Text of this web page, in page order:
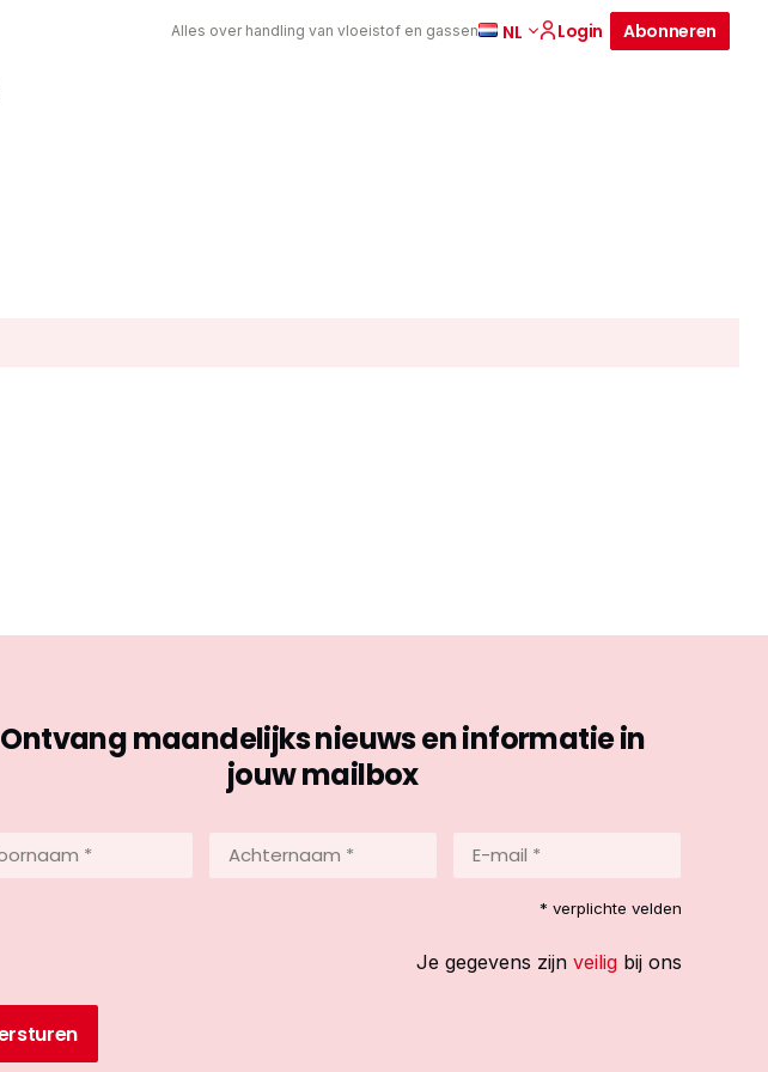
Alles over handling van vloeistof en gassen NL Login Abonneren
Ontvang maandelijks nieuws en informatie in
jouw mailbox
Achternaam
mail
* verplichte velden
Je gegevens zijn veilig bij ons